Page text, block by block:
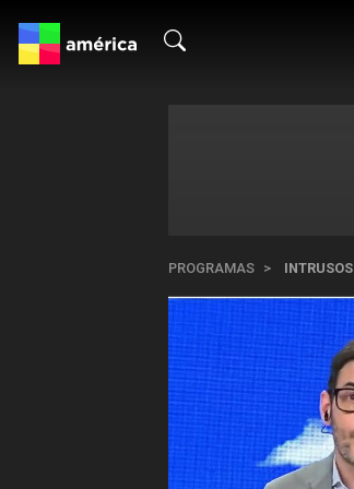
PROGRAMAS INTRUSOS